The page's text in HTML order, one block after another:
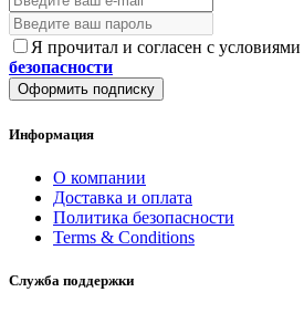
Я прочитал и согласен с условиями
безопасности
Оформить подписку
Информация
О компании
Доставка и оплата
Политика безопасности
Terms & Conditions
Служба поддержки